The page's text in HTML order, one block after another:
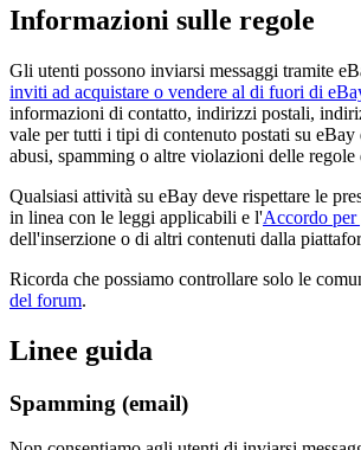
Informazioni sulle regole
Gli utenti possono inviarsi messaggi tramite
inviti ad acquistare o vendere al di fuori di
informazioni di contatto, indirizzi postali,
vale per tutti i tipi di contenuto postati su
abusi, spamming o altre violazioni delle regole
Qualsiasi attività su eBay deve rispettare le
in linea con le leggi applicabili e l'Accordo per
dell'inserzione o di altri contenuti dalla
Ricorda che possiamo controllare solo le
del forum.
Linee guida
Spamming (email)